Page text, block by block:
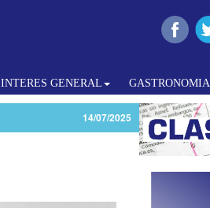
INTERES GENERAL GASTRONOMIA
14/07/2025